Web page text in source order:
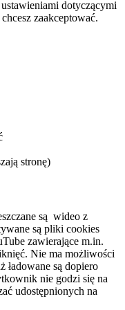
dotyczącymi
zaakceptować.
stronę)
są wideo z
są pliki cookies
zawierające m.in.
Nie ma możliwości
ładowane są dopiero
nie godzi się na
udostępnionych na